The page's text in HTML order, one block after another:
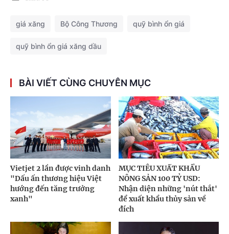
giá xăng Bộ Công Thương quỹ bình ổn giá
quỹ bình ổn giá xăng dầu
BÀI VIẾT CÙNG CHUYÊN MỤC
Vietjet 2 lần được vinh danh
"Dấu ấn thương hiệu Việt
hướng đến tăng trưởng
xanh"
MỤC TIÊU XUẤT KHẨU
NÔNG SẢN 100 TỶ USD:
Nhận diện những 'nút thắt'
để xuất khẩu thủy sản về
đích